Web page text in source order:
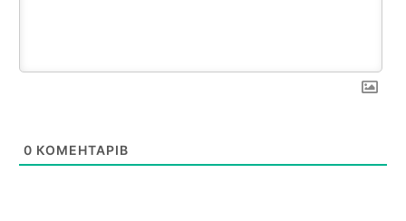
0 КОМЕНТАРІВ